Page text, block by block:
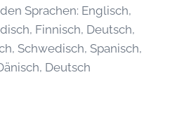
Sprachen: Englisch,
Finnisch, Deutsch,
Schwedisch, Spanisch,
Deutsch